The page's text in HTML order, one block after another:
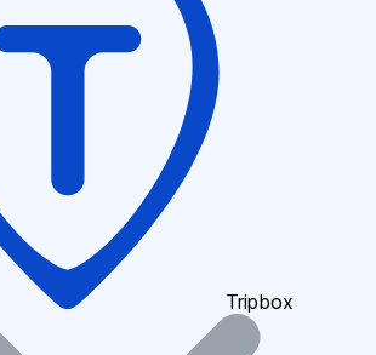
Tripbox